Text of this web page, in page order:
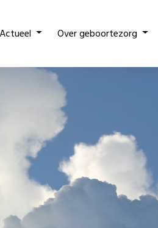
Actueel Over geboortezorg